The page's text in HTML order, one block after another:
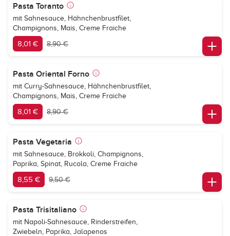
Pasta Toranto
mit Sahnesauce, Hähnchenbrustfilet,
Champignons, Mais, Creme Fraiche
8,01 € 8,90 €
Pasta Oriental Forno
mit Curry-Sahnesauce, Hähnchenbrustfilet,
Champignons, Mais, Creme Fraiche
8,01 € 8,90 €
Pasta Vegetaria
mit Sahnesauce, Brokkoli, Champignons,
Paprika, Spinat, Rucola, Creme Fraiche
8,55 € 9,50 €
Pasta Trisitaliano
mit Napoli-Sahnesauce, Rinderstreifen,
Zwiebeln, Paprika, Jalapenos